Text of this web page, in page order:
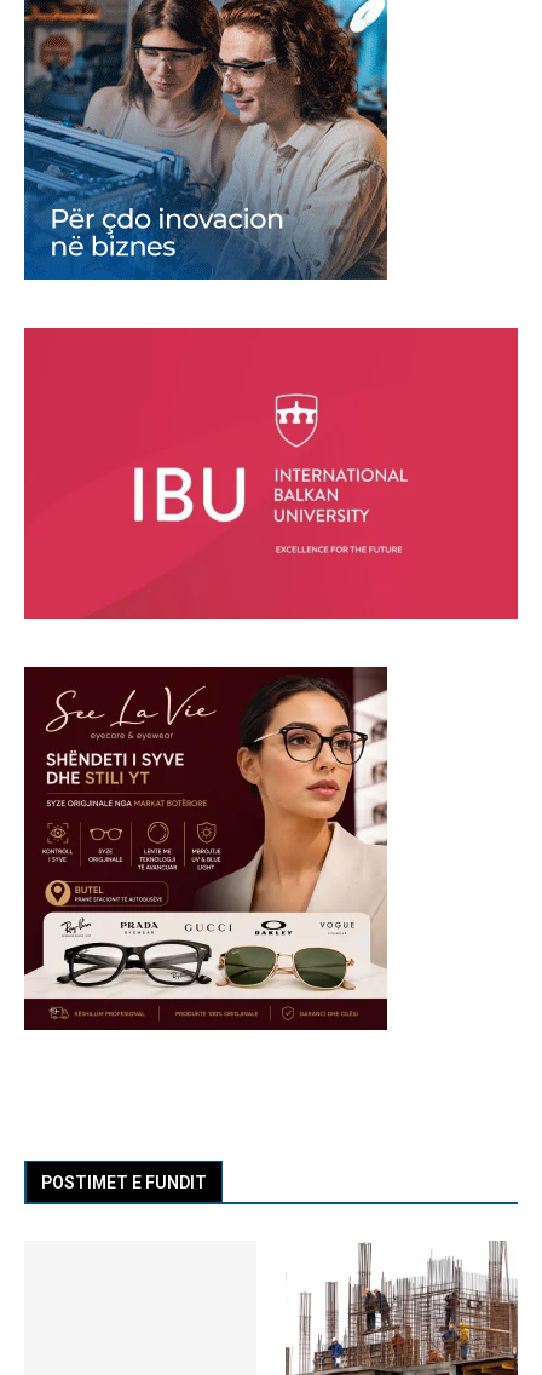
POSTIMET E FUNDIT